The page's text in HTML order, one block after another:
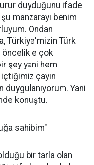
duyduğunu ifade
manzarayı benim
Ondan
Türkiye'mizin Türk
öncelikle çok
şey yani hem
çayın
Yani
konuştu.
sahibim"
bir tarla olan